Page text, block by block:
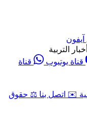
التربية
قناة يوتيوب
قناة
✉️ اتصل بنا ⚖️ حقوق